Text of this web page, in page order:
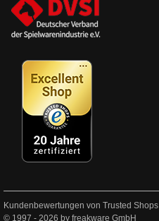
Kundenbewertungen von Trusted Shops
© 1997 - 2026 by freakware GmbH